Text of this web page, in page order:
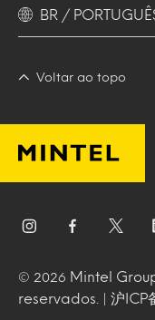
BR /
Voltar ao topo
© 2026
Mintel
reservados. | 沪ICP